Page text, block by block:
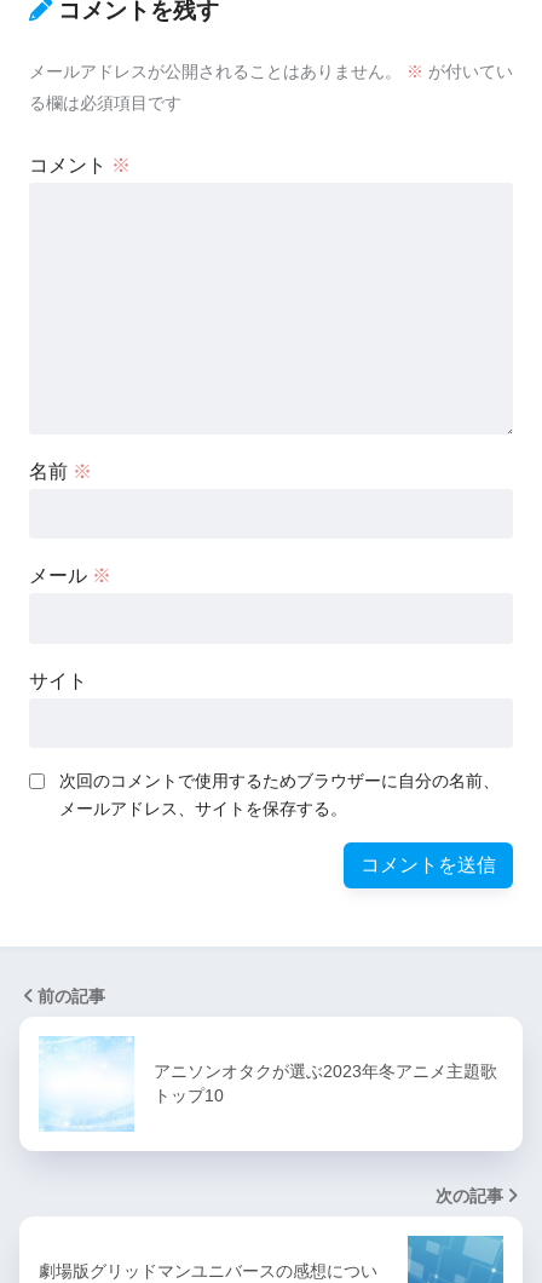
コメントを残す
メールアドレスが公開されることはありません。 ※ が付いてい
る欄は必須項目です
コメント ※
名前 ※
メール ※
サイト
次回のコメントで使用するためブラウザーに自分の名前、
メールアドレス、サイトを保存する。
前の記事
アニソンオタクが選ぶ2023年冬アニメ主題歌
トップ10
次の記事
劇場版グリッドマンユニバースの感想につい